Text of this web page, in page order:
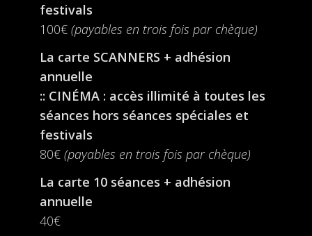
festivals
100€ (payables en trois fois par chèque)
La carte SCANNERS + adhésion
annuelle
:: CINÉMA : accès illimité à toutes les
séances hors séances spéciales et
festivals
80€ (payables en trois fois par chèque)
La carte 10 séances + adhésion
annuelle
40€